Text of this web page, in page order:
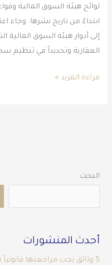
لوائح هيئة السوق المالية
ابتداءً من تاريخ نشرها. وجاء
إلى أدوار هيئة السوق المالية
العقارية وتحديداً في تنظيم
قراءة المزيد »
البحث
أحدث المنشورات
5 وثائق يجب مراجعتها قانونياً قبل شراء عقار تجاري.